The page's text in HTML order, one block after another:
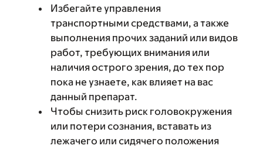
Избегайте управления
транспортными средствами, а также
выполнения прочих заданий или видов
работ, требующих внимания или
наличия острого зрения, до тех пор
пока не узнаете, как влияет на вас
данный препарат.
Чтобы снизить риск головокружения
или потери сознания, вставать из
лежачего или сидячего положения